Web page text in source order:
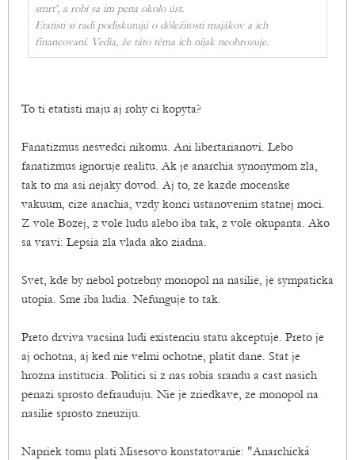
smrť, a robí sa im pena okolo úst.
Etatisti si radi podiskutujú o dôležitosti majákov a ich
financovaní. Vedia, že táto téma ich nijak neohrozuje.
To ti etatisti maju aj rohy ci kopyta?
Fanatizmus nesvedci nikomu. Ani libertarianovi. Lebo
fanatizmus ignoruje realitu. Ak je anarchia synonymom zla,
tak to ma asi nejaky dovod. Aj to, ze kazde mocenske
vakuum, cize anachia, vzdy konci ustanovenim statnej moci.
Z vole Bozej, z vole ludu alebo iba tak, z vole okupanta. Ako
sa vravi: Lepsia zla vlada ako ziadna.
Svet, kde by nebol potrebny monopol na nasilie, je sympaticka
utopia. Sme iba ludia. Nefunguje to tak.
Preto drviva vacsina ludi existenciu statu akceptuje. Preto je
aj ochotna, aj ked nie velmi ochotne, platit dane. Stat je
hrozna institucia. Politici si z nas robia srandu a cast nasich
penazi sprosto defrauduju. Nie je zriedkave, ze monopol na
nasilie sprosto zneuziju.
Napriek tomu plati Misesovo konstatovanie: "Anarchická